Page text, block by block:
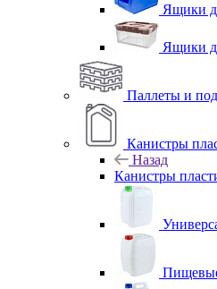
Ящики
Ящики
Паллеты и
Канистры
Назад
Канистры